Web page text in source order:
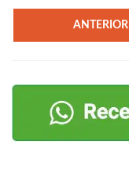
ANTERIOR